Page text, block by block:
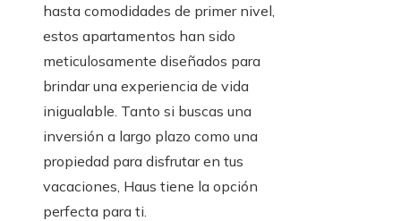
hasta comodidades de primer nivel,
estos apartamentos han sido
meticulosamente diseñados para
brindar una experiencia de vida
inigualable. Tanto si buscas una
inversión a largo plazo como una
propiedad para disfrutar en tus
vacaciones, Haus tiene la opción
perfecta para ti.